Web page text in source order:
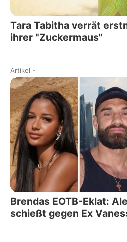
Tara Tabitha verrät
ihrer "Zuckermaus"
Artikel -
Brendas EOTB-Eklat:
schießt gegen Ex